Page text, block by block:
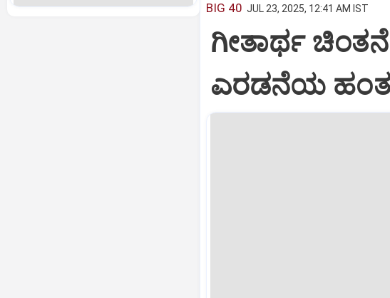
BIG 40 JUL 23, 2025, 12:41 AM IST
ಗೀತಾರ್ಥ
ಎರಡನೆಯ ಹಂತ